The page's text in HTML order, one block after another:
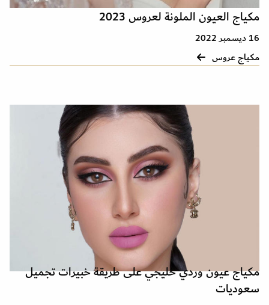
مكياج العيون الملونة لعروس 2023
16 ديسمبر 2022
مكياج عروس
مكياج عيون وردي خليجي على طريقة خبيرات تجميل
سعوديات